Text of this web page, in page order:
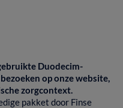
Duodecim-
op onze website,
zorgcontext.
pakket door Finse